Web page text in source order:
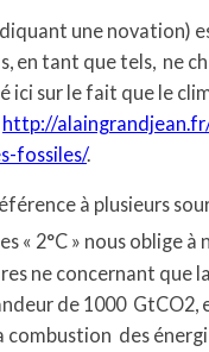
une novation)
en tant que tels, ne
ici sur le fait que le
http://
fossiles/.
à plusieurs
« 2°C » nous oblige
ne concernant que
de 1000 GtCO2,
combustion des